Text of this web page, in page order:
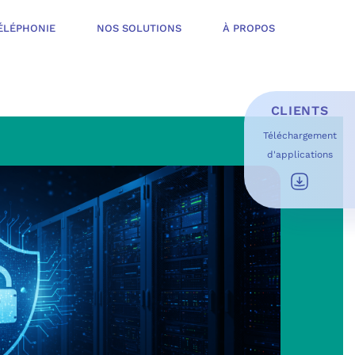
NOS SOLUTIONS À PROPOS
CLIENTS
Téléchargement
d'applications
D’INFOGÉRANCE
DE TRAVAIL
DU QUOTIDIEN
SÉCURITÉ STRUCTURÉE
EN CONTINU
MICROSOFT